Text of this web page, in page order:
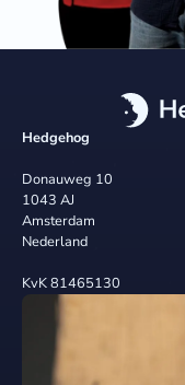
Hedgehog
Donauweg 10
1043 AJ
Amsterdam
Nederland
KvK 81465130